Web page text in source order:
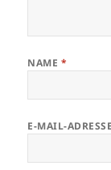
NAME *
E-MAIL-ADRESSE